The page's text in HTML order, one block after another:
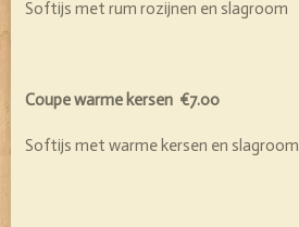
Softijs met rum rozijnen en slagroom
Coupe warme kersen €7.00
Softijs met warme kersen en slagroom